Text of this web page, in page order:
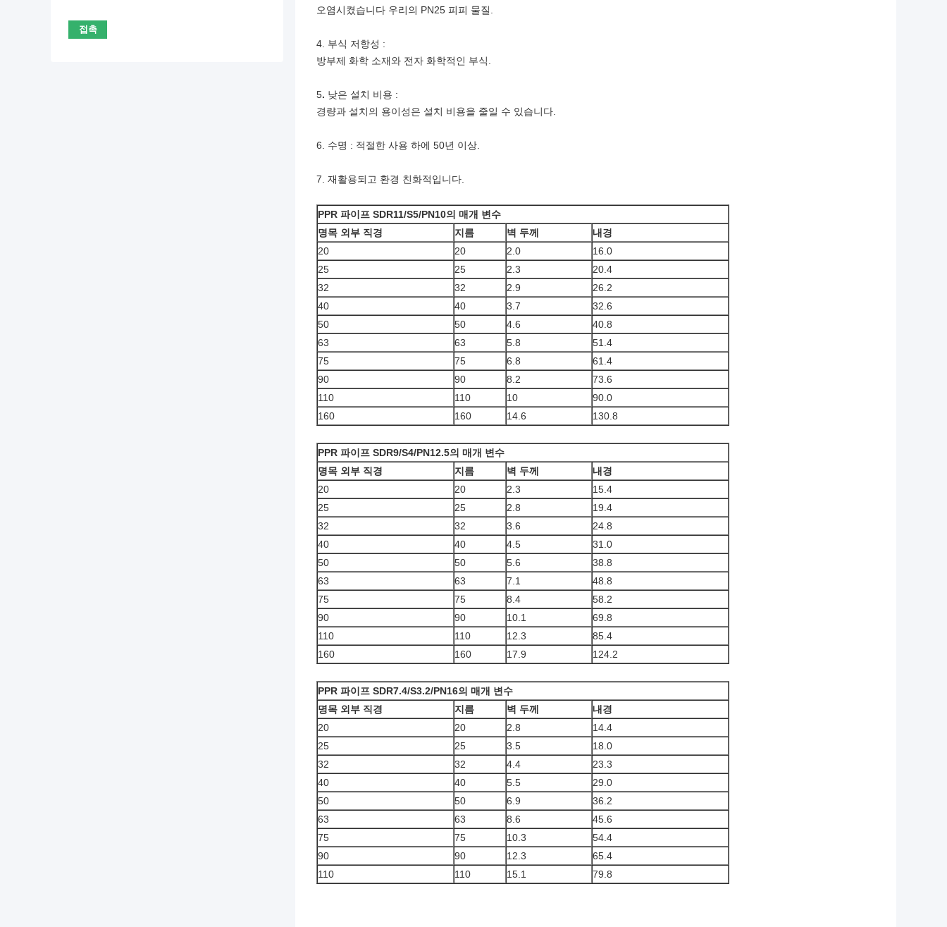
오염시켰습니다 우리의 PN25 피피 물질.
4. 부식 저항성 :
방부제 화학 소재와 전자 화학적인 부식.
5. 낮은 설치 비용 :
경량과 설치의 용이성은 설치 비용을 줄일 수 있습니다.
6. 수명 : 적절한 사용 하에 50년 이상.
7. 재활용되고 환경 친화적입니다.
PPR 파이프 SDR11/S5/PN10의 매개 변수
명목 외부 직경
지름 벽 두께
내경
20
20 2.0
16.0
25
25 2.3
20.4
32
32 2.9
26.2
40
40 3.7
32.6
50
50 4.6
40.8
63
63 5.8
51.4
75
75 6.8
61.4
90
90 8.2
73.6
110
110 10
90.0
160
160 14.6 130.8
PPR 파이프 SDR9/S4/PN12.5의 매개 변수
명목 외부 직경
지름 벽 두께
내경
20
20 2.3
15.4
25
25 2.8
19.4
32
32 3.6
24.8
40
40 4.5
31.0
50
50 5.6
38.8
63
63 7.1
48.8
75
75 8.4
58.2
90
90 10.1
69.8
110
110 12.3
85.4
160
160 17.9 124.2
PPR 파이프 SDR7.4/S3.2/PN16의 매개 변수
명목 외부 직경
지름 벽 두께
내경
20
20 2.8
14.4
25
25 3.5
18.0
32
32 4.4
23.3
40
40 5.5
29.0
50
50 6.9
36.2
63
63 8.6
45.6
75
75 10.3
54.4
90
90 12.3
65.4
110
110 15.1 79.8